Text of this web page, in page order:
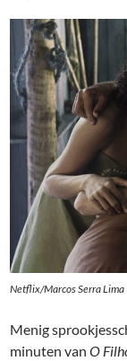
Netflix/Marcos Serra Lima
Menig
minuten vanO